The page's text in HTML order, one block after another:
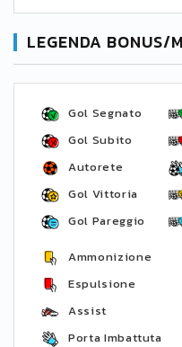
LEGENDA BONUS/
Gol Segnato
Gol Subito
Autorete
Gol Vittoria
Gol Pareggio
Ammonizione
Espulsione
Assist
Porta Imbattuta